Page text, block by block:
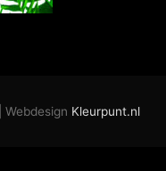
| Webdesign Kleurpunt.nl